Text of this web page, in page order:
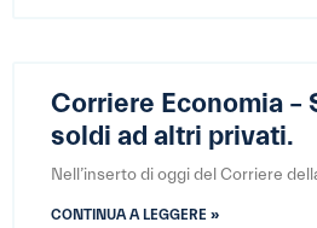
Corriere Economia –
soldi ad altri privati.
Nell’inserto di oggi del Corriere
CONTINUA A LEGGERE »